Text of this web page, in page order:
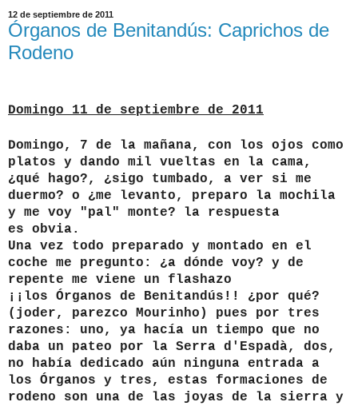
12 de septiembre de 2011
Órganos de Benitandús: Caprichos de
Rodeno
Domingo 11 de septiembre de 2011
Domingo, 7 de la mañana, con los ojos como
platos y dando mil vueltas en la cama,
¿qué hago?, ¿sigo tumbado, a ver si me
duermo? o ¿me levanto, preparo la mochila
y me voy "pal" monte? la respuesta
es obvia.
Una vez todo preparado y montado en el
coche me pregunto: ¿a dónde voy? y de
repente me viene un flashazo
¡¡los Órganos de Benitandús!! ¿por qué?
(joder, parezco Mourinho) pues por tres
razones: uno, ya hacía un tiempo que no
daba un pateo por la Serra d'Espadà, dos,
no había dedicado aún ninguna entrada a
los Órganos y tres, estas formaciones de
rodeno son una de las joyas de la sierra y